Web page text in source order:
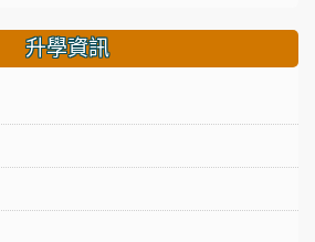
升學資訊